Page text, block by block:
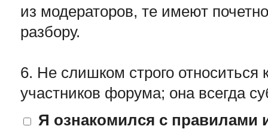
из модераторов, те имеют
разбору.
6. Не слишком строго относиться
участников форума; она всегда
Я ознакомился с правилами